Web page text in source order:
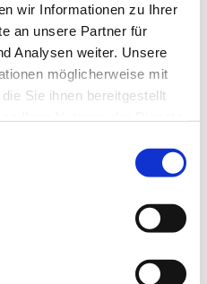
wir Informationen zu Ihrer
an unsere Partner für
Analysen weiter. Unsere
möglicherweise mit
Sie ihnen bereitgestellt
2027,
Am
32289